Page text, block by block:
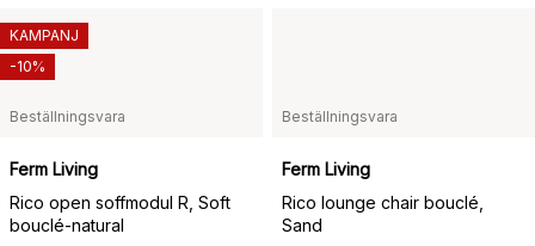
Beställningsvara
Ferm Living
Rico open soffmodul R, Soft
bouclé-natural
KAMPANJ
-10%
Beställningsvara
Ferm Living
Rico lounge chair bouclé,
Sand